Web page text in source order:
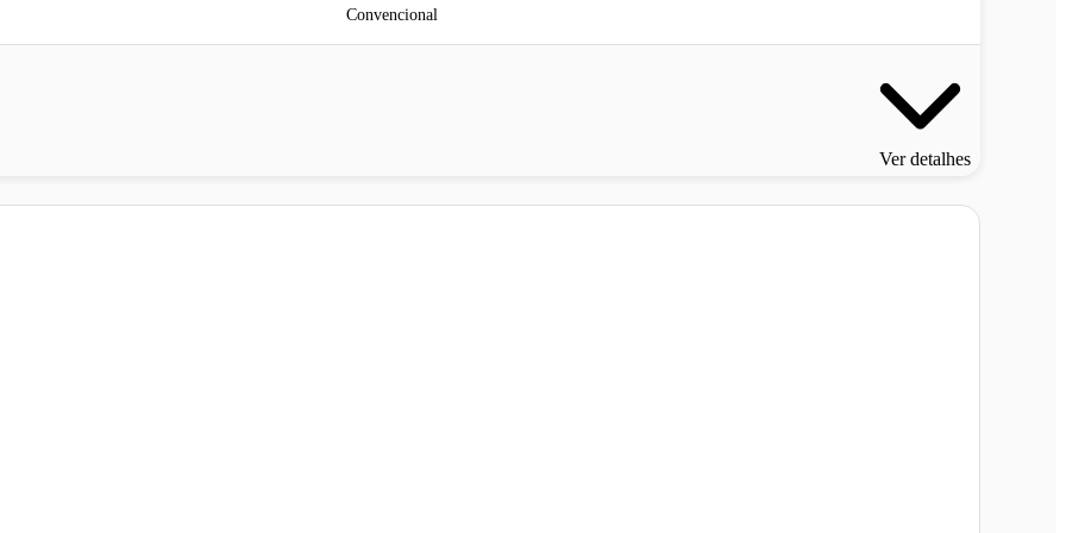
Convencional
Ver detalhes